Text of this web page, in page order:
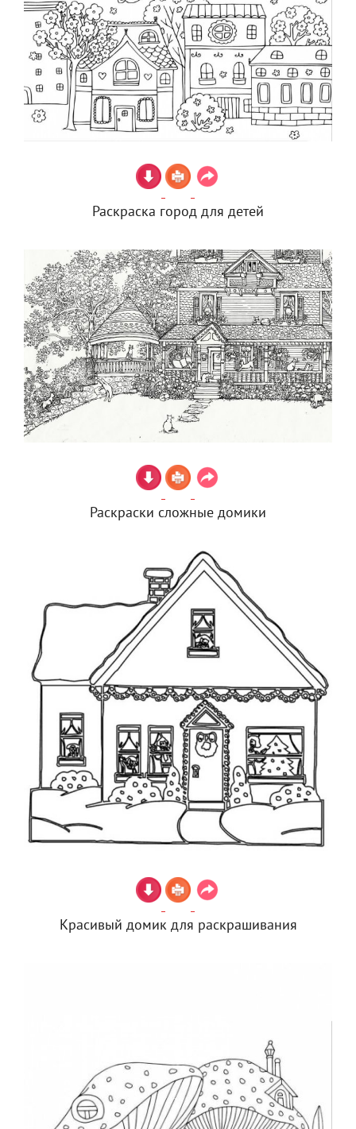
Раскраска город для детей
Раскраски сложные домики
Красивый домик для раскрашивания